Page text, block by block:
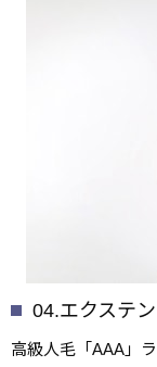
04.エクステ
高級人毛「AAA」